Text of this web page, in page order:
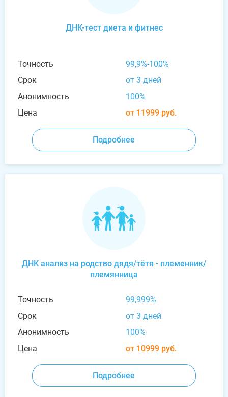
ДНК-тест диета и фитнес
Точность
99,9%-100%
Срок
от 3 дней
Анонимность
100%
Цена
от 11999 руб.
Подробнее
ДНК анализ на родство дядя/тётя - племенник/
племянница
Точность
99,999%
Срок
от 3 дней
Анонимность
100%
Цена
от 10999 руб.
Подробнее